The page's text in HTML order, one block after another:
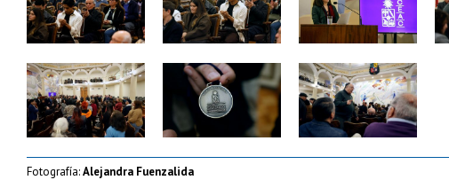
Zoom Zoom Zoom
Fotografía:Alejandra Fuenzalida